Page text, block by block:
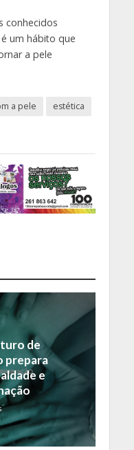
conhecidos
um hábito que
a pele
a pele
estética
de
prepara
e